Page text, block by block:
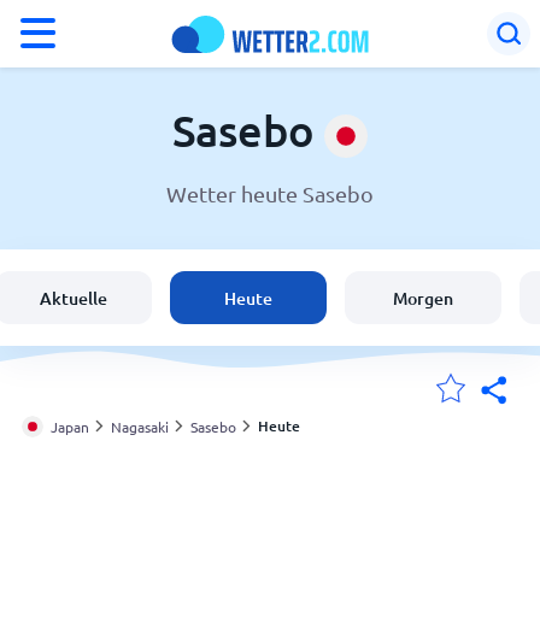
Wetter in Sasebo
Schweiz
Deutschland
Sasebo
Wetter heute Sasebo
Aktuelle Heute Morgen
Japan Nagasaki Sasebo Heute